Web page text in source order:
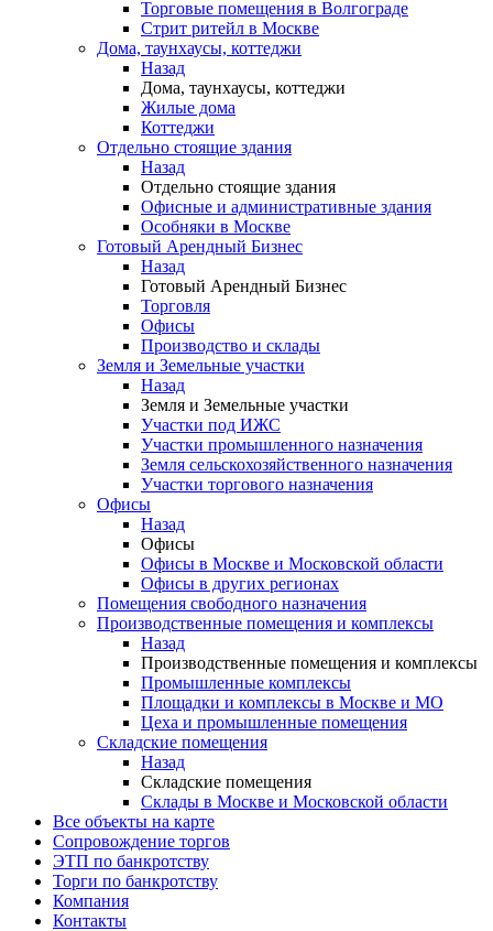
Торговые помещения в Волгограде
Стрит ритейл в Москве
Дома, таунхаусы, коттеджи
Назад
Дома, таунхаусы, коттеджи
Жилые дома
Коттеджи
Отдельно стоящие здания
Назад
Отдельно стоящие здания
Офисные и административные здания
Особняки в Москве
Готовый Арендный Бизнес
Назад
Готовый Арендный Бизнес
Торговля
Офисы
Производство и склады
Земля и Земельные участки
Назад
Земля и Земельные участки
Участки под ИЖС
Участки промышленного назначения
Земля сельскохозяйственного назначения
Участки торгового назначения
Офисы
Назад
Офисы
Офисы в Москве и Московской области
Офисы в других регионах
Помещения свободного назначения
Производственные помещения и комплексы
Назад
Производственные помещения и комплексы
Промышленные комплексы
Площадки и комплексы в Москве и МО
Цеха и промышленные помещения
Складские помещения
Назад
Складские помещения
Склады в Москве и Московской области
Все объекты на карте
Сопровождение торгов
ЭТП по банкротству
Торги по банкротству
Компания
Контакты